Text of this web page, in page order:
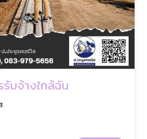
บจ้างใกล้ฉัน